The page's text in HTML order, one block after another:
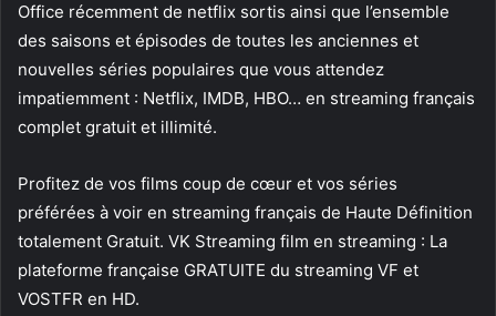
Office récemment de netflix sortis ainsi que l’ensemble
des saisons et épisodes de toutes les anciennes et
nouvelles séries populaires que vous attendez
impatiemment : Netflix, IMDB, HBO… en streaming français
complet gratuit et illimité.
Profitez de vos films coup de cœur et vos séries
préférées à voir en streaming français de Haute Définition
totalement Gratuit. VK Streaming film en streaming : La
plateforme française GRATUITE du streaming VF et
VOSTFR en HD.